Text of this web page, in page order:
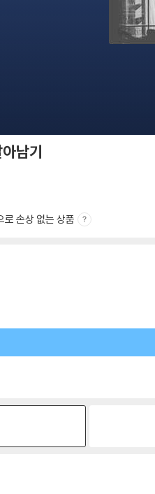
남기
로 손상 없는 상품